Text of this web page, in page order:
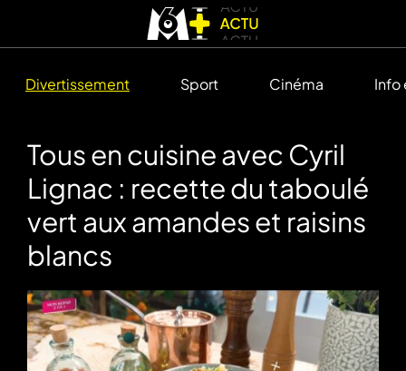
Divertissement Sport Cinéma Info
Tous en cuisine avec Cyril
Lignac : recette du taboulé
vert aux amandes et raisins
blancs